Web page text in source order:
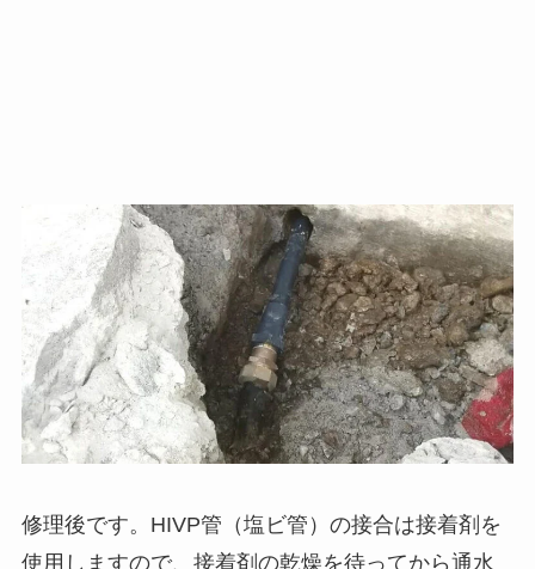
修理後です。HIVP管（塩ビ管）の接合は接着剤を
使用しますので、接着剤の乾燥を待ってから通水